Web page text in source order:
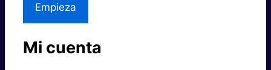
Empieza
Mi cuenta